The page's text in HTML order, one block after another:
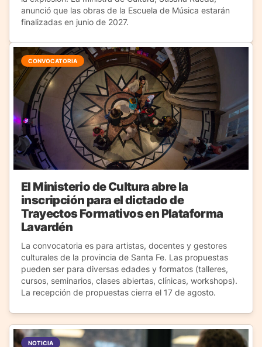
anunció que las obras de la Escuela de Música estarán
finalizadas en junio de 2027.
CONVOCATORIA
El Ministerio de Cultura abre la
inscripción para el dictado de
Trayectos Formativos en Plataforma
Lavardén
La convocatoria es para artistas, docentes y gestores
culturales de la provincia de Santa Fe. Las propuestas
pueden ser para diversas edades y formatos (talleres,
cursos, seminarios, clases abiertas, clínicas, workshops).
La recepción de propuestas cierra el 17 de agosto.
NOTICIA